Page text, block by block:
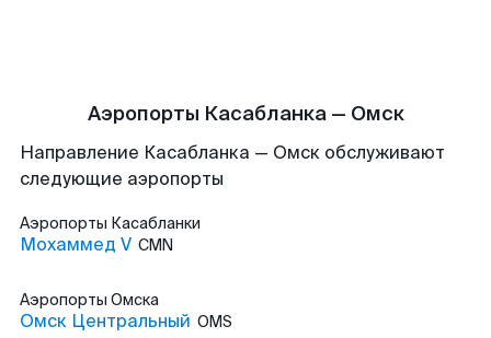
Аэропорты Касабланка — Омск
Направление Касабланка — Омск обслуживают
следующие аэропорты
Аэропорты Касабланки
Мохаммед V CMN
Аэропорты Омска
Омск Центральный OMS